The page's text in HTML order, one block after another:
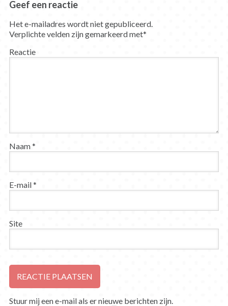
Geef een reactie
Het e-mailadres wordt niet gepubliceerd.
Verplichte velden zijn gemarkeerd met*
Reactie
Naam*
E-mail*
Site
Stuur mij een e-mail als er nieuwe berichten zijn.